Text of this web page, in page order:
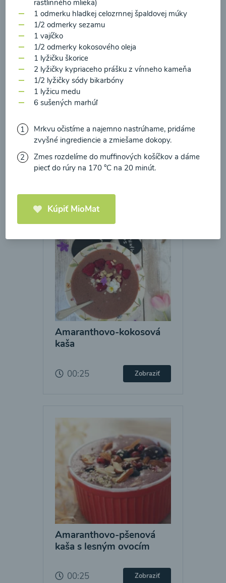
Brokolicové cappuccino
00:25 Zobraziť
Načítať ďalšie
Amaranthovo-kokosová
kaša
00:25 Zobraziť
Amaranthovo-pšenová
kaša s lesným ovocím
00:25 Zobraziť
rastlinného mlieka)
1 odmerku hladkej celozrnnej špaldovej múky
1/2 odmerky sezamu
1 vajíčko
1/2 odmerky kokosového oleja
1 lyžičku škorice
2 lyžičky kypriaceho prášku z vínneho kameňa
1/2 lyžičky sódy bikarbóny
1 lyžicu medu
6 sušených marhúľ
Mrkvu očistíme a najemno nastrúhame, pridáme
zvyšné ingrediencie a zmiešame dokopy.
Zmes rozdelíme do muffinových košíčkov a dáme
piecť do rúry na 170 °C na 20 minút.
Kúpiť MioMat
prečítal(a)informácie o Ochrane osobných
údajova súhlasím s nimi.